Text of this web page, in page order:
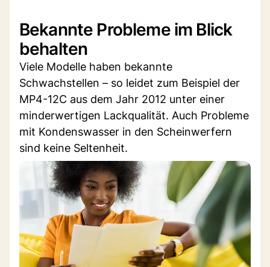
Bekannte Probleme im Blick
behalten
Viele Modelle haben bekannte
Schwachstellen – so leidet zum Beispiel der
MP4-12C aus dem Jahr 2012 unter einer
minderwertigen Lackqualität. Auch Probleme
mit Kondenswasser in den Scheinwerfern
sind keine Seltenheit.